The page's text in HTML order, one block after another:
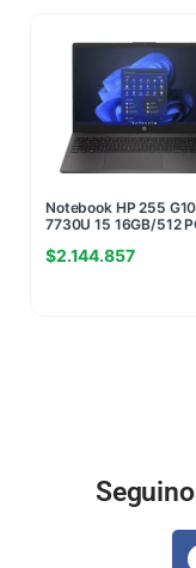
Notebook HP 255
7730U 15 16GB/512
$2.144.857